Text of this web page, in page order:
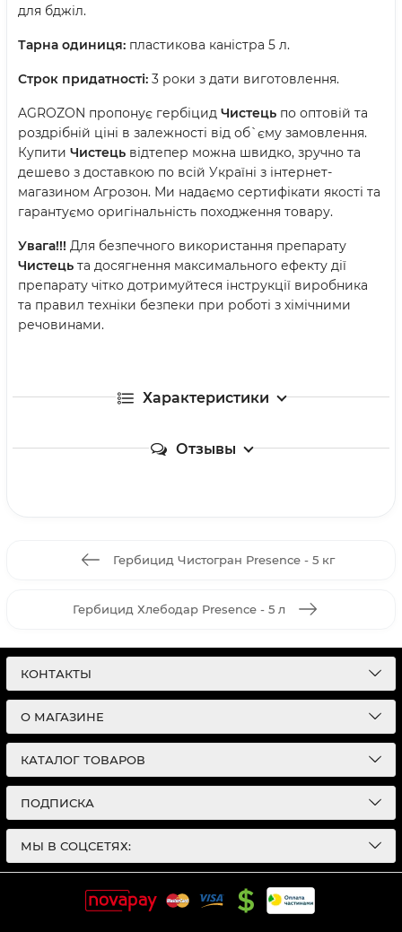
для бджіл.
Тарна одиниця: пластикова каністра 5 л.
Строк придатності: 3 роки з дати виготовлення.
AGROZON пропонує гербіцид Чистець по оптовій та
роздрібній ціні в залежності від об`єму замовлення.
Купити Чистець відтепер можна швидко, зручно та
дешево з доставкою по всій Україні з інтернет-
магазином Агрозон. Ми надаємо сертифікати якості та
гарантуємо оригінальність походження товару.
Увага!!! Для безпечного використання препарату
Чистець та досягнення максимального ефекту дії
препарату чітко дотримуйтеся інструкції виробника
та правил техніки безпеки при роботі з хімічними
речовинами.
Характеристики
Отзывы
Гербицид Чистогран Presence - 5 кг
Гербицид Хлебодар Presence - 5 л
КОНТАКТЫ
О МАГАЗИНЕ
КАТАЛОГ ТОВАРОВ
ПОДПИСКА
МЫ В СОЦСЕТЯХ: